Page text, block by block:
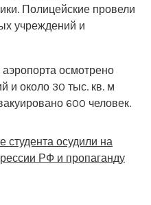
Полицейские провели
учреждений и
аэропорта осмотрено
и около 30 тыс. кв. м
600 человек.
студента осудили на
РФ и пропаганду